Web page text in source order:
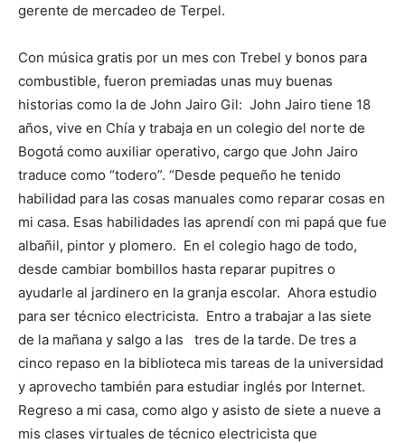
gerente de mercadeo de Terpel.
Con música gratis por un mes con Trebel y bonos para
combustible, fueron premiadas unas muy buenas
historias como la de John Jairo Gil: John Jairo tiene 18
años, vive en Chía y trabaja en un colegio del norte de
Bogotá como auxiliar operativo, cargo que John Jairo
traduce como “todero”. “Desde pequeño he tenido
habilidad para las cosas manuales como reparar cosas en
mi casa. Esas habilidades las aprendí con mi papá que fue
albañil, pintor y plomero. En el colegio hago de todo,
desde cambiar bombillos hasta reparar pupitres o
ayudarle al jardinero en la granja escolar. Ahora estudio
para ser técnico electricista. Entro a trabajar a las siete
de la mañana y salgo a las tres de la tarde. De tres a
cinco repaso en la biblioteca mis tareas de la universidad
y aprovecho también para estudiar inglés por Internet.
Regreso a mi casa, como algo y asisto de siete a nueve a
mis clases virtuales de técnico electricista que